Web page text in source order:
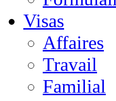
Visas
Affaires
Travail
Familial